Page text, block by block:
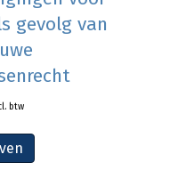
gevolg van
btw